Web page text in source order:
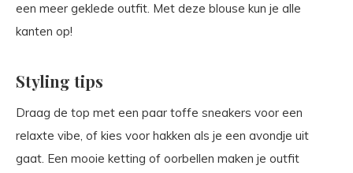
een meer geklede outfit. Met deze blouse kun je alle
kanten op!
Styling tips
Draag de top met een paar toffe sneakers voor een
relaxte vibe, of kies voor hakken als je een avondje uit
gaat. Een mooie ketting of oorbellen maken je outfit